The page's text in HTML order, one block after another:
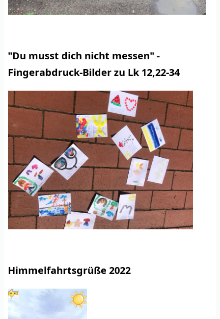
"Du musst dich nicht messen" -
Fingerabdruck-Bilder zu Lk 12,22-34
Himmelfahrtsgrüße 2022